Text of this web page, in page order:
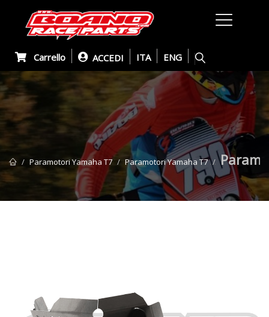
Carrello ACCEDI ITA ENG
Paramotori Yamaha T7 Paramotori Yamaha T7